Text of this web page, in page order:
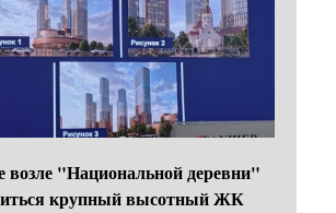
возле "Национальной деревни"
крупный высотный ЖК